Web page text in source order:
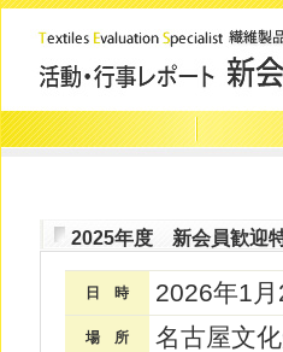
2025年度 新会員歓迎
日 時 2026年1月
場 所 名古屋文